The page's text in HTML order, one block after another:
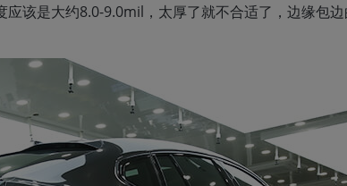
该是大约8.0-9.0mil，太厚了就不合适了，边缘包